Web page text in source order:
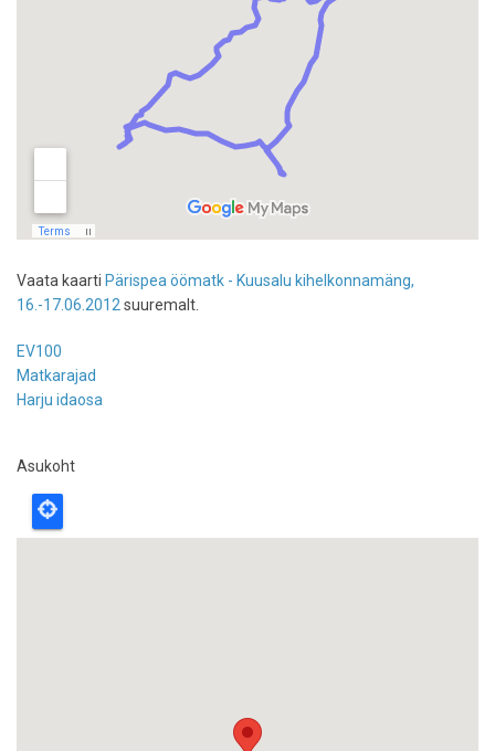
Vaata kaarti Pärispea öömatk - Kuusalu kihelkonnamäng,
16.-17.06.2012 suuremalt.
EV100
Matkarajad
Harju idaosa
Asukoht